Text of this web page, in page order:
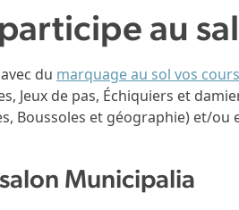
au
du marquage au sol vos
Jeux de pas, Échiquiers et
Boussoles et géographie) et/ou
Municipalia